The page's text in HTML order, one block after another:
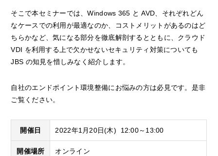
そこで本セミナーでは、Windows 365 と AVD、それぞれどん
なケースでの利用が最適なのか、コストメリットがあるのはど
ちらかなど、気になる部分を徹底解剖するとともに、クラウド
VDI を利用する上で欠かせないセキュリティ対策についても
JBS の知見を惜しみなく紹介します。
自社のエンドポイント環境整備にお悩みの方は必見です。是非
ご覧ください。
開催日 2022年1月20日(木) 12:00～13:00
開催場所 オンライン